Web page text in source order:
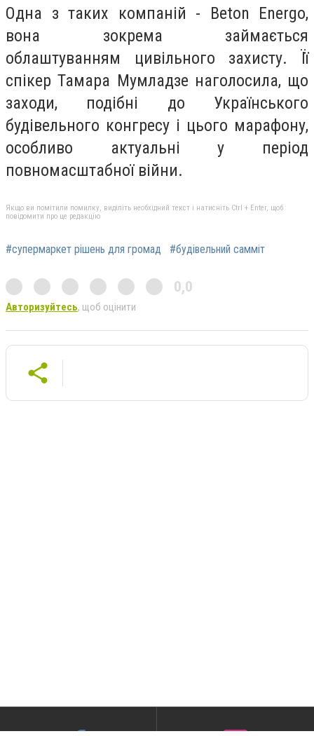
Одна з таких компаній - Beton Energo,
вона зокрема займається
облаштуванням цивільного захисту. Її
спікер Тамара Мумладзе наголосила, що
заходи, подібні до Українського
будівельного конгресу і цього марафону,
особливо актуальні у період
повномасштабної війни.
Якщо ви помітили помилку, виділіть необхідний текст і натисніть Ctrl + Enter, щоб
повідомити про це редакцію
#супермаркет рішень для громад #будівельний самміт
0,0
Авторизуйтесь, щоб оцінити